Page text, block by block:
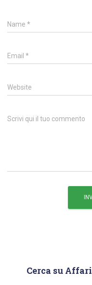
Name *
Email *
Website
Scrivi qui il tuo commento
Cerca su